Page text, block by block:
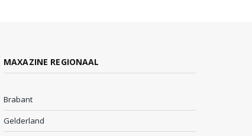
MAXAZINE REGIONAAL
Brabant
Gelderland